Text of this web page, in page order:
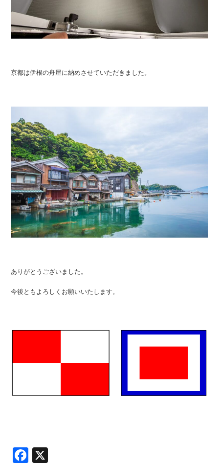
京都は伊根の舟屋に納めさせていただきました。
ありがとうございました。
今後ともよろしくお願いいたします。
Facebook